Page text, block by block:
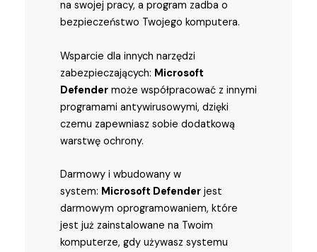
na swojej pracy, a program zadba o
bezpieczeństwo Twojego komputera.
Wsparcie dla innych narzędzi
zabezpieczających: Microsoft
Defender może współpracować z innymi
programami antywirusowymi, dzięki
czemu zapewniasz sobie dodatkową
warstwę ochrony.
Darmowy i wbudowany w
system: Microsoft Defender jest
darmowym oprogramowaniem, które
jest już zainstalowane na Twoim
komputerze, gdy używasz systemu